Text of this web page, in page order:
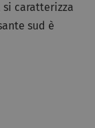
si caratterizza
sud è